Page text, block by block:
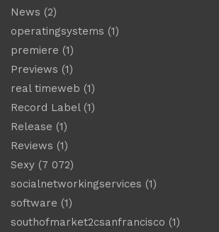
News (2)
operatingsystems (1)
premiere (1)
Previews (1)
real timeweb (1)
Record Label(1)
Release (1)
Reviews (1)
Sexy (7 072)
socialnetworkingservices (1)
software (1)
southofmarket2csanfrancisco (1)